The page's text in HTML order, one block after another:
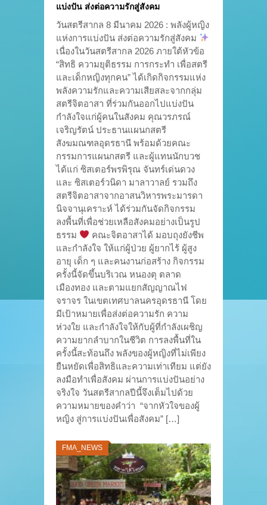
แบ่งปัน ส่งต่อความรักสู่สังคม
วันสตรีสากล 8 มีนาคม 2026 : พลังผู้หญิง
แห่งการแบ่งปัน ส่งต่อความรักสู่สังคม
เนื่องในวันสตรีสากล 2026 ภายใต้หัวข้อ
“สิทธิ ความยุติธรรม การกระทำ เพื่อสตรี
และเด็กหญิงทุกคน” ได้เกิดกิจกรรมแห่ง
พลังความรักและความเสียสละจากกลุ่ม
สตรีจิตอาสา ที่ร่วมกันออกไปแบ่งปัน
กำลังใจแก่ผู้คนในสังคม คุณวรภรณ์
เจริญรัตน์ ประธานแผนกสตรี
สังฆมณฑลอุดรธานี พร้อมด้วยคณะ
กรรมการแผนกสตรี และผู้แทนนักบวช
ได้แก่ ซิสเตอร์พรพิรุณ จันทร์เด่นดวง
และ ซิสเตอร์วนิดา มาลาวาลย์ รวมถึง
สตรีจิตอาสาจากอาสนวิหารพระมารดา
นิจจานุเคราะห์ ได้ร่วมกันจัดกิจกรรม
ลงพื้นที่เพื่อช่วยเหลือสังคมอย่างเป็นรูป
ธรรม
คณะจิตอาสาได้ มอบถุงยังชีพ
และกำลังใจ ให้แก่ผู้ป่วย ผู้ยากไร้ ผู้สูง
อายุ เด็ก ๆ และคนงานก่อสร้าง กิจกรรม
ครั้งนี้จัดขึ้นบริเวณ หนองตุ ตลาด
เมืองทอง และตามแยกสัญญาณไฟ
จราจร ในเขตเทศบาลนครอุดรธานี โดย
มีเป้าหมายเพื่อส่งต่อความรัก ความ
ห่วงใย และกำลังใจให้กับผู้ที่กำลังเผชิญ
ความยากลำบากในชีวิต การลงพื้นที่ใน
ครั้งนี้สะท้อนถึง พลังของผู้หญิงที่ไม่เพียง
ยืนหยัดเพื่อสิทธิและความเท่าเทียม แต่ยัง
ลงมือทำเพื่อสังคม ผ่านการแบ่งปันอย่าง
จริงใจ วันสตรีสากลปีนี้จึงเต็มไปด้วย
ความหมายของคำว่า “จากหัวใจของผู้
หญิง สู่การแบ่งปันเพื่อสังคม” […]
FMA_NEWS